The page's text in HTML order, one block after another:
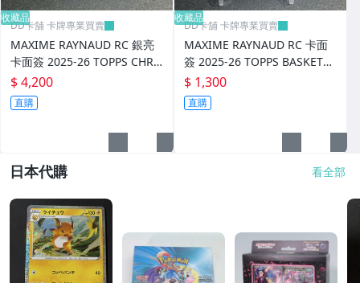
收藏品
DD卡舖 卡牌專業買賣
MAXIME RAYNAUD RC 銀亮
卡面簽 2025-26 TOPPS CHRO
ME BASKETBALL
$ 4,200
直購
收藏品
DD卡舖 卡牌專業買賣
MAXIME RAYNAUD RC 卡面
簽 2025-26 TOPPS BASKETB
ALL
$ 1,300
直購
日本代購 看全部